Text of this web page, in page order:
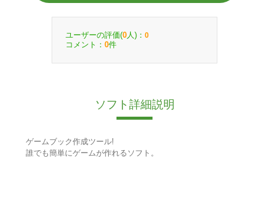
ユーザーの評価(0 人)： 0
コメント： 0件
ソフト詳細説明
ゲームブック作成ツール!
誰でも簡単にゲームが作れるソフト。